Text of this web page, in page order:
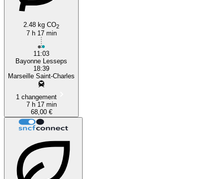
2.48 kg CO2
7 h 17 min
11:03
Bayonne Lesseps
18:39
Marseille Saint-Charles
1 changement
7 h 17 min
68,00 €